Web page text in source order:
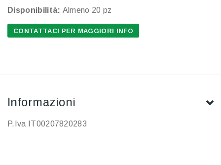
Disponibilità: Almeno 20 pz
CONTATTACI PER MAGGIORI INFO
Informazioni
P.Iva IT00207820283